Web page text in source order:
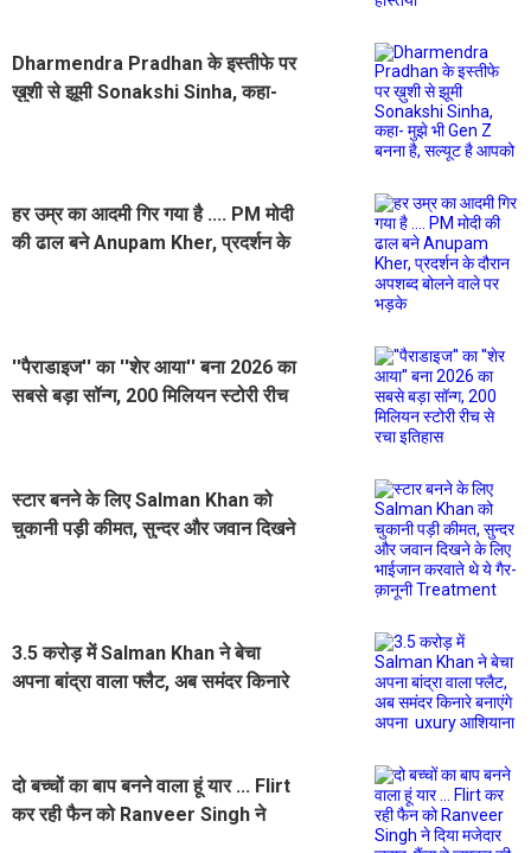
Dharmendra Pradhan के इस्तीफे पर
ख़ुशी से झूमी Sonakshi Sinha, कहा-
हर उम्र का आदमी गिर गया है .... PM मोदी
की ढाल बने Anupam Kher, प्रदर्शन के
''पैराडाइज'' का ''शेर आया'' बना 2026 का
सबसे बड़ा सॉन्ग, 200 मिलियन स्टोरी रीच
स्टार बनने के लिए Salman Khan को
चुकानी पड़ी कीमत, सुन्दर और जवान दिखने
3.5 करोड़ में Salman Khan ने बेचा
अपना बांद्रा वाला फ्लैट, अब समंदर किनारे
दो बच्चों का बाप बनने वाला हूं यार ... Flirt
कर रही फैन को Ranveer Singh ने